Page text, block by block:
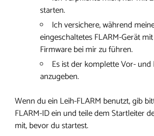
starten.
Ich versichere, während
eingeschaltetes FLARM-Gerät
Firmware bei mir zu führen.
Es ist der komplette Vor-
anzugeben.
Wenn du ein Leih-FLARM benutzt, gib
FLARM-ID ein und teile dem Startleiter
mit, bevor du startest.